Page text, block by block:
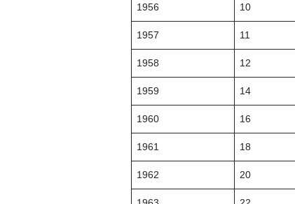
1956 10
1957 11
1958 12
1959 14
1960 16
1961 18
1962 20